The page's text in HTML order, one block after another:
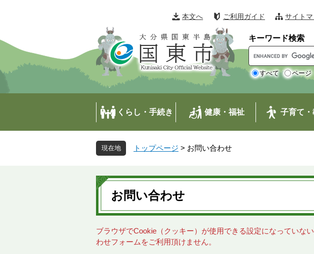
の
で
す
。
ー
ば
し
て
本文へ ご利用ガイド サイト
キーワード検索
o
o
l
すべて ページ
くらし・手続き 健康・福祉 子育て
トップページ > お問い合わせ
本
文
お問い合わせ
ブラウザでCookie（クッキー）が使用できる設定になっていな
わせフォームをご利用頂けません。